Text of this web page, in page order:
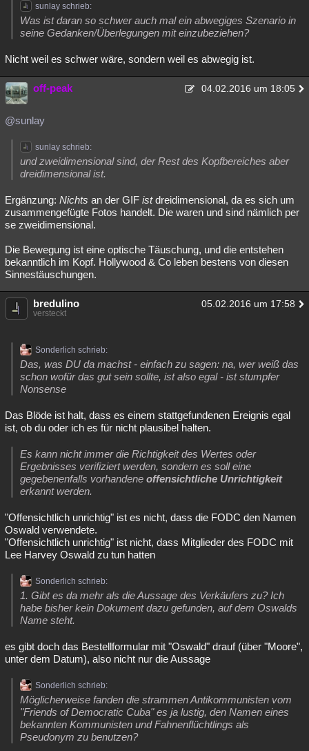
sunlay schrieb:
Was ist daran so schwer auch mal ein abwegiges Szenario in
seine Gedanken/Überlegungen mit einzubeziehen?
Nicht weil es schwer wäre, sondern weil es abwegig ist.
off-peak 04.02.2016 um 18:05
@sunlay
sunlay schrieb:
und zweidimensional sind, der Rest des Kopfbereiches aber
dreidimensional ist.
Ergänzung: Nichts an der GIF istdreidimensional, da es sich um
zusammengefügte Fotos handelt. Die waren und sind nämlich per
se zweidimensional.
Die Bewegung ist eine optische Täuschung, und die entstehen
bekanntlich im Kopf. Hollywood & Co leben bestens von diesen
Sinnestäuschungen.
bredulino 05.02.2016 um 17:58
versteckt
Sonderlich schrieb:
Das, was DU da machst - einfach zu sagen: na, wer weiß das
schon wofür das gut sein sollte, ist also egal - ist stumpfer
Nonsense
Das Blöde ist halt, dass es einem stattgefundenen Ereignis egal
ist, ob du oder ich es für nicht plausibel halten.
Es kann nicht immer die Richtigkeit des Wertes oder
Ergebnisses verifiziert werden, sondern es soll eine
gegebenenfalls vorhandene offensichtliche Unrichtigkeit
erkannt werden.
"Offensichtlich unrichtig" ist es nicht, dass die FODC den Namen
Oswald verwendete.
"Offensichtlich unrichtig" ist nicht, dass Mitglieder des FODC mit
Lee Harvey Oswald zu tun hatten
Sonderlich schrieb:
1. Gibt es da mehr als die Aussage des Verkäufers zu? Ich
habe bisher kein Dokument dazu gefunden, auf dem Oswalds
Name steht.
es gibt doch das Bestellformular mit "Oswald" drauf (über "Moore",
unter dem Datum), also nicht nur die Aussage
Sonderlich schrieb:
Möglicherweise fanden die strammen Antikommunisten vom
"Friends of Democratic Cuba" es ja lustig, den Namen eines
bekannten Kommunisten und Fahnenflüchtlings als
Pseudonym zu benutzen?